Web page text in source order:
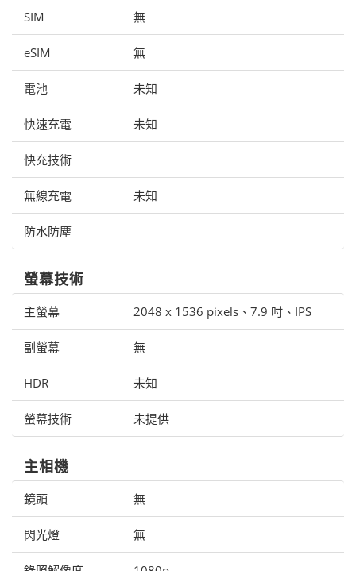
SIM 無
eSIM 無
電池 未知
快速充電 未知
快充技術
無線充電 未知
防水防塵
螢幕技術
主螢幕 2048 x 1536 pixels、7.9 吋、IPS
副螢幕 無
HDR 未知
螢幕技術 未提供
主相機
鏡頭 無
閃光燈 無